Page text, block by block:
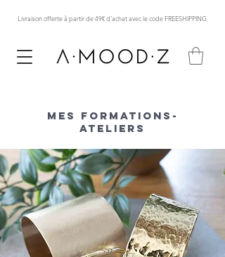
Livraison offerte à partir de 49€ d'achat avec le code FREESHIPPING
Mes Formations-
AtelierS